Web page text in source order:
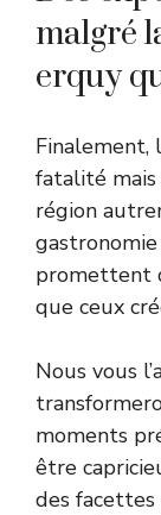
malgré
erquy
Finalement,
fatalité
région
promettent
que ceux
Nous vous
moments
être
des